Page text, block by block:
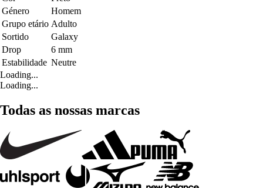
Género
Homem
Grupo etário Adulto
Sortido
Galaxy
Drop
6 mm
Estabilidade Neutre
Loading...
Loading...
Todas as nossas marcas